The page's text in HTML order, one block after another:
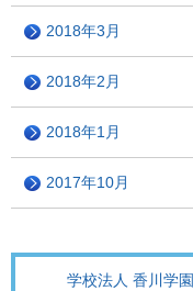
2018年3月
2018年2月
2018年1月
2017年10月
学校法人 香川学園